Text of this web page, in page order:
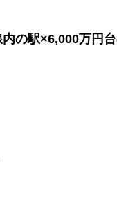
の駅×6,000万円